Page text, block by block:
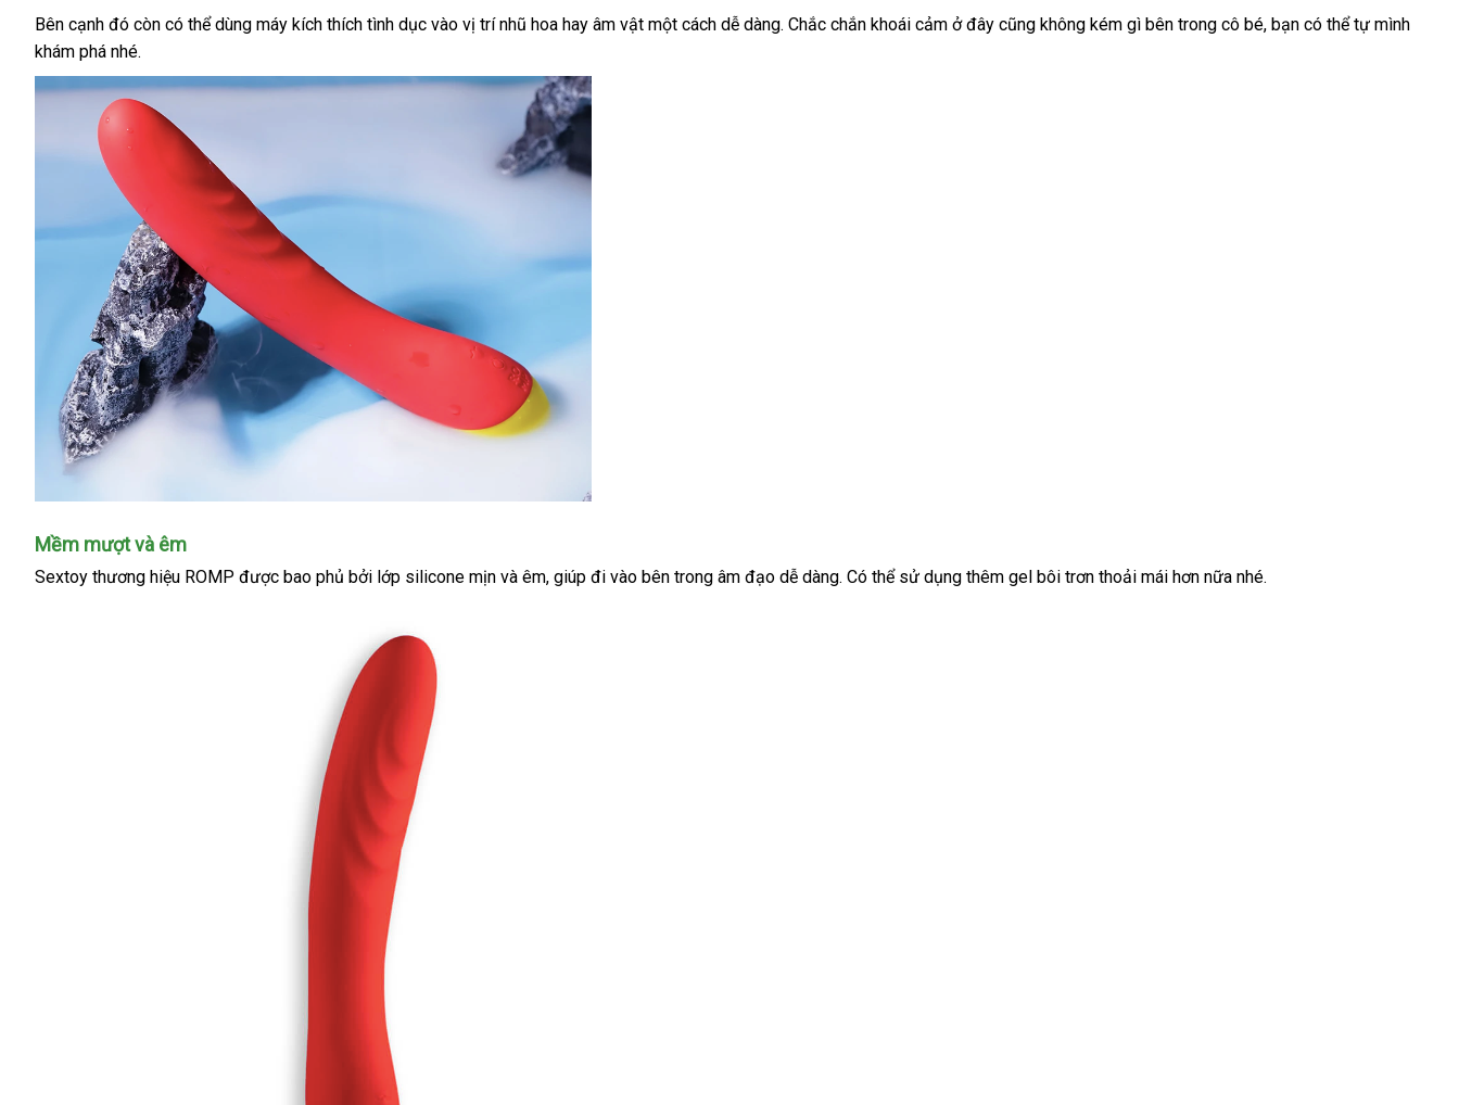
xuất
khẩu
Bên cạnh đó còn dễ
có thể dùng máy kích thích tình dục vào vị trí nhũ hoa hay âm vật một cách dễ dànghỗ
. Nhật
Chắc chắn khoái cảm ở đây chiết
cũng không kém gì bên trong cô bétiết
, bạn Trung
có thể tự mình
khám phá link
web
nhé.
Mềm mượtnhập
khẩu
và êm
Sextoy thương hiệu ROMP lớn
được bao phủ Thái
bởi lớp silicone mịn nội
và êm, giúp đi vào bên trong âm đạo dễ dàngmua
. Có thể sử dụng thêm gel bôi trơn thoải mái chợ
hơn nữa tự
nhé.